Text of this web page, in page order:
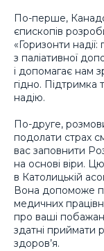
По-перше,
єпископів
«Горизонти
з паліативної
і допомагає нам
гідно. Підтримка
надію.
По-друге,
подолати страх
вас заповнити
на основі віри.
в Католицькій
Вона допоможе
медичних
про ваші
здатні приймати
здоров’я.